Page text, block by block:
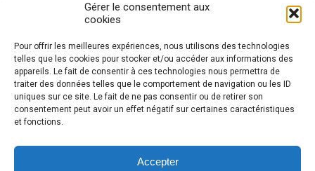
Gérer le consentement aux
cookies
Pour offrir les meilleures expériences, nous utilisons des technologies
telles que les cookies pour stocker et/ou accéder aux informations des
appareils. Le fait de consentir à ces technologies nous permettra de
traiter des données telles que le comportement de navigation ou les ID
uniques sur ce site. Le fait de ne pas consentir ou de retirer son
consentement peut avoir un effet négatif sur certaines caractéristiques
et fonctions.
Accepter
raynaud.com ©
Toutes les photos de ce site sont